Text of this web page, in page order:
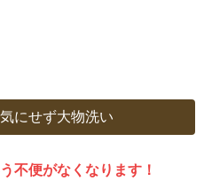
にせず大物洗い
不便がなくなります！